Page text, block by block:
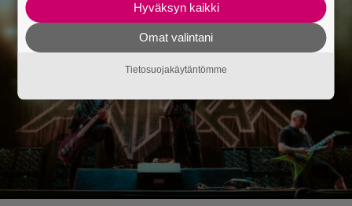
Hyväksyn kaikki
Omat valintani
Tietosuojakäytäntömme